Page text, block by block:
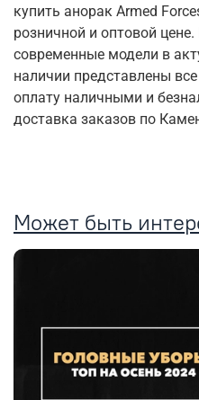
купить анорак Armed
розничной и оптовой
современные модели в
наличии представлены
оплату наличными и
доставка заказов по
Может быть